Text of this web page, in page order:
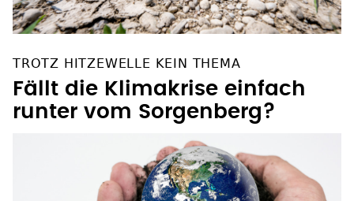
TROTZ HITZEWELLE KEIN THEMA
Fällt die Klimakrise einfach
runter vom Sorgenberg?